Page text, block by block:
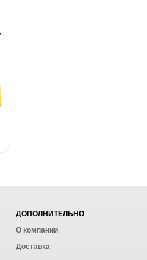
ДОПОЛНИТЕЛЬНО
О компании
Доставка